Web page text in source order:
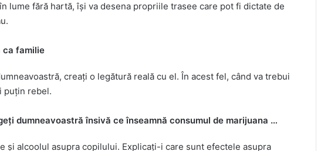
lume fără hartă, își va desena propriile trasee care pot fi dictate de
ca familie
creați o legătură reală cu el. În acest fel, când va trebui
puțin rebel.
dumneavoastră însivă ce înseamnă consumul de marijuana …
și alcoolul asupra copilului. Explicați-i care sunt efectele asupra